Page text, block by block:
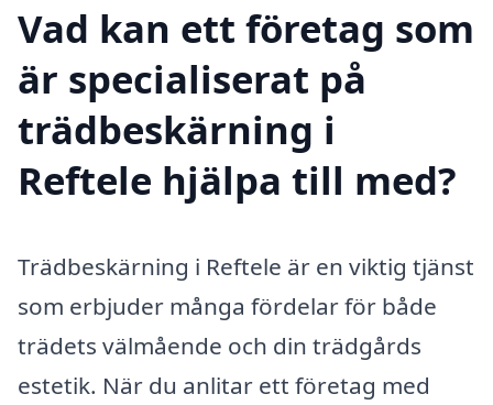
Vad kan ett företag som
är specialiserat på
trädbeskärning i
Reftele hjälpa till med?
Trädbeskärning i Reftele är en viktig tjänst
som erbjuder många fördelar för både
trädets välmående och din trädgårds
estetik. När du anlitar ett företag med